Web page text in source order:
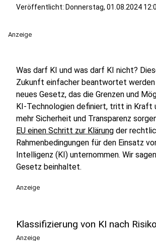
Veröffentlicht: Donnerstag, 01.08.2024
Anzeige
Was darf KI und was darf KI nicht?
Zukunft einfacher beantwortet werden
neues Gesetz, das die Grenzen und
KI-Technologien definiert, tritt in Kraft
mehr Sicherheit und Transparenz
EU einen Schritt zur Klärung der
Rahmenbedingungen für den Einsatz
Intelligenz (KI) unternommen. Wir
Gesetz beinhaltet.
Anzeige
Klassifizierung von KI nach
Anzeige